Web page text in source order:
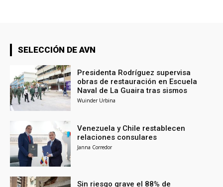
SELECCIÓN DE AVN
Presidenta Rodríguez supervisa
obras de restauración en Escuela
Naval de La Guaira tras sismos
Wuinder Urbina
Venezuela y Chile restablecen
relaciones consulares
Janna Corredor
Sin riesgo grave el 88% de